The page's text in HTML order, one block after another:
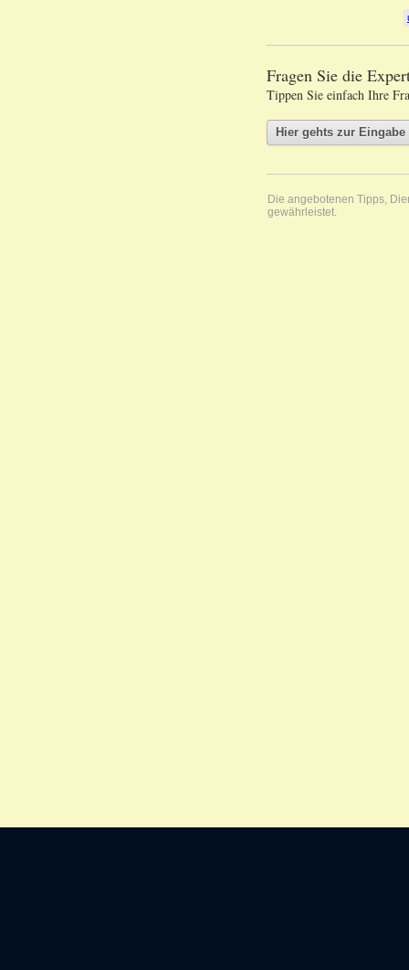
Fragen Sie die
Tippen Sie einfach Ihre
Die angebotenen Tipps,
gewährleistet.